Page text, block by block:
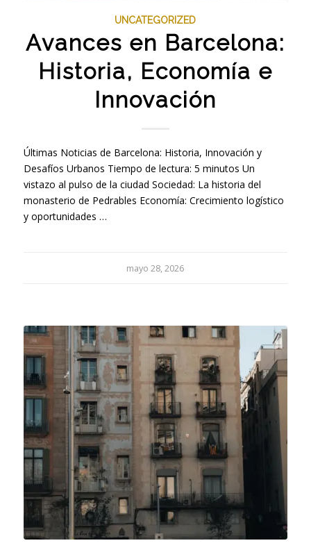
UNCATEGORIZED
Avances en Barcelona:
Historia, Economía e
Innovación
Últimas Noticias de Barcelona: Historia, Innovación y
Desafíos Urbanos Tiempo de lectura: 5 minutos Un
vistazo al pulso de la ciudad Sociedad: La historia del
monasterio de Pedrables Economía: Crecimiento logístico
y oportunidades …
mayo 28, 2026